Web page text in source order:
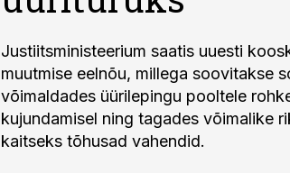
Justiitsministeerium saatis uuesti
muutmise eelnõu, millega soovitakse
võimaldades üürilepingu pooltele
kujundamisel ning tagades võimalike
kaitseks tõhusad vahendid.